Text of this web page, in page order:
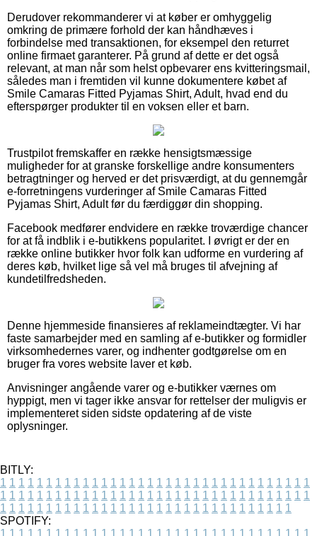
Derudover rekommanderer vi at køber er omhyggelig
omkring de primære forhold der kan håndhæves i
forbindelse med transaktionen, for eksempel den returret
online firmaet garanterer. På grund af dette er det også
relevant, at man når som helst opbevarer ens kvitteringsmail,
således man i fremtiden vil kunne dokumentere købet af
Smile Camaras Fitted Pyjamas Shirt, Adult, hvad end du
efterspørger produkter til en voksen eller et barn.
Trustpilot fremskaffer en række hensigtsmæssige
muligheder for at granske forskellige andre konsumenters
betragtninger og herved er det prisværdigt, at du gennemgår
e-forretningens vurderinger af Smile Camaras Fitted
Pyjamas Shirt, Adult før du færdiggør din shopping.
Facebook medfører endvidere en række troværdige chancer
for at få indblik i e-butikkens popularitet. I øvrigt er der en
række online butikker hvor folk kan udforme en vurdering af
deres køb, hvilket lige så vel må bruges til afvejning af
kundetilfredsheden.
Denne hjemmeside finansieres af reklameindtægter. Vi har
faste samarbejder med en samling af e-butikker og formidler
virksomhedernes varer, og indhenter godtgørelse om en
bruger fra vores website laver et køb.
Anvisninger angående varer og e-butikker værnes om
hyppigt, men vi tager ikke ansvar for rettelser der muligvis er
implementeret siden sidste opdatering af de viste
oplysninger.
BITLY:
1 1 1 1 1 1 1 1 1 1 1 1 1 1 1 1 1 1 1 1 1 1 1 1 1 1 1 1 1 1 1 1 1 1
1 1 1 1 1 1 1 1 1 1 1 1 1 1 1 1 1 1 1 1 1 1 1 1 1 1 1 1 1 1 1 1 1 1
1 1 1 1 1 1 1 1 1 1 1 1 1 1 1 1 1 1 1 1 1 1 1 1 1 1 1 1 1 1 1 1
SPOTIFY:
1 1 1 1 1 1 1 1 1 1 1 1 1 1 1 1 1 1 1 1 1 1 1 1 1 1 1 1 1 1 1 1 1 1